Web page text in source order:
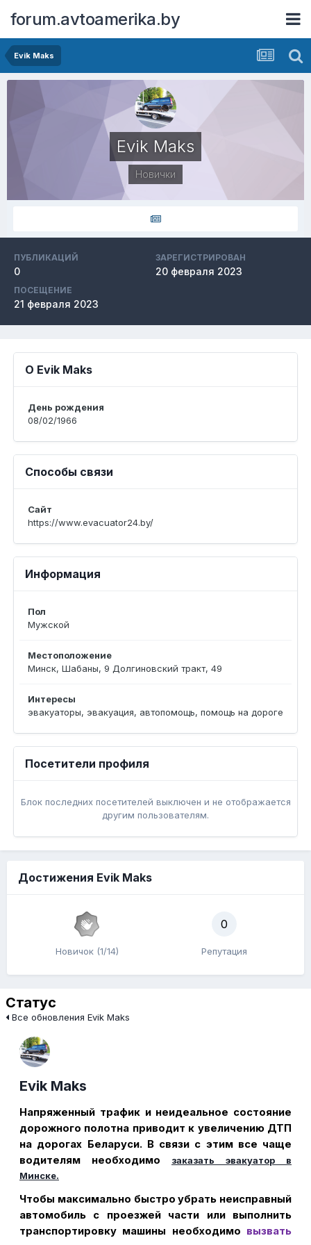
forum.avtoamerika.by
Evik Maks
Evik Maks
Новички
ПУБЛИКАЦИЙ
0
ЗАРЕГИСТРИРОВАН
20 февраля 2023
ПОСЕЩЕНИЕ
21 февраля 2023
О Evik Maks
День рождения
08/02/1966
Способы связи
Сайт
https://www.evacuator24.by/
Информация
Пол
Мужской
Местоположение
Минск, Шабаны, 9 Долгиновский тракт, 49
Интересы
эвакуаторы, эвакуация, автопомощь, помощь на дороге
Посетители профиля
Блок последних посетителей выключен и не отображается
другим пользователям.
Достижения Evik Maks
Новичок (1/14)
0
Репутация
Статус
Все обновления Evik Maks
Evik Maks
Напряженный трафик и неидеальное состояние
дорожного полотна приводит к увеличению ДТП
на дорогах Беларуси. В связи с этим все чаще
водителям необходимо
заказать эвакуатор в
Минске.
Чтобы максимально быстро убрать неисправный
автомобиль с проезжей части или выполнить
транспортировку машины необходимо вызвать